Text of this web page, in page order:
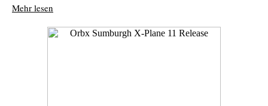
Mehr lesen